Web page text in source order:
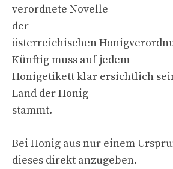
verordnete Novelle
der
österreichischen
Künftig muss auf jedem
Honigetikett klar ersichtlich
Land der Honig
stammt.
Bei Honig aus nur einem
dieses direkt anzugeben.